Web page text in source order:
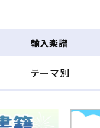
テーマ別
輸入楽譜